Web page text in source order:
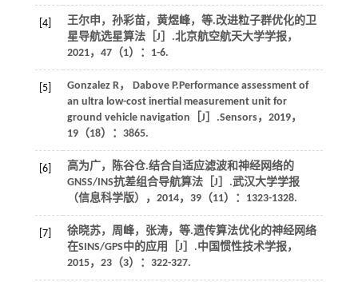
[4] 王尔申，孙彩苗，黄煜峰， 等.改进粒子群优化的卫
星导航选星算法［J］.北京航空航天大学学报，
2021， 47（1）：1-6.
[5] Gonzalez R， Dabove P.Performance assessment of
an ultra low-cost inertial measurement unit for
ground vehicle navigation［J］.Sensors， 2019，
19（18）：3865.
[6]
高为广，陈谷仓.结合自适应滤波和神经网络的
GNSS/INS抗差组合导航算法［J］.武汉大学学报
（信息科学版）
， 2014， 39（11）：1323-1328.
[7] 徐晓苏，周峰，张涛， 等.遗传算法优化的神经网络
在SINS/GPS中的应用［J］.中国惯性技术学报，
2015， 23（3）：322-327.